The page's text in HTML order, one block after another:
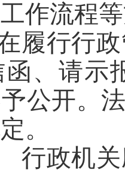
作流程
履行行
、请示
公开。
。
政机关